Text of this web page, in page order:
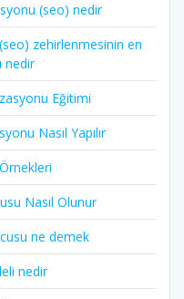
(seo) nedir
zehirlenmesinin en
nedir
Eğitimi
Nasıl Yapılır
Nasıl Olunur
ne demek
nedir